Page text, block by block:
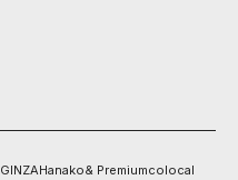
GINZAHanako& Premiumcolocal